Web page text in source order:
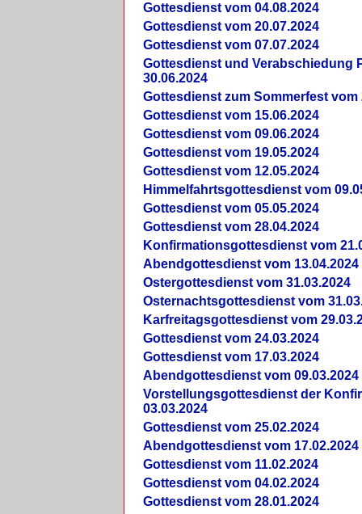
Gottesdienst vom 04.08.2024
Gottesdienst vom 20.07.2024
Gottesdienst vom 07.07.2024
Gottesdienst und Verabschiedung
30.06.2024
Gottesdienst zum Sommerfest vom
Gottesdienst vom 15.06.2024
Gottesdienst vom 09.06.2024
Gottesdienst vom 19.05.2024
Gottesdienst vom 12.05.2024
Himmelfahrtsgottesdienst vom
Gottesdienst vom 05.05.2024
Gottesdienst vom 28.04.2024
Konfirmationsgottesdienst vom
Abendgottesdienst vom 13.04.2024
Ostergottesdienst vom 31.03.2024
Osternachtsgottesdienst vom
Karfreitagsgottesdienst vom
Gottesdienst vom 24.03.2024
Gottesdienst vom 17.03.2024
Abendgottesdienst vom 09.03.2024
Vorstellungsgottesdienst der
03.03.2024
Gottesdienst vom 25.02.2024
Abendgottesdienst vom 17.02.2024
Gottesdienst vom 11.02.2024
Gottesdienst vom 04.02.2024
Gottesdienst vom 28.01.2024